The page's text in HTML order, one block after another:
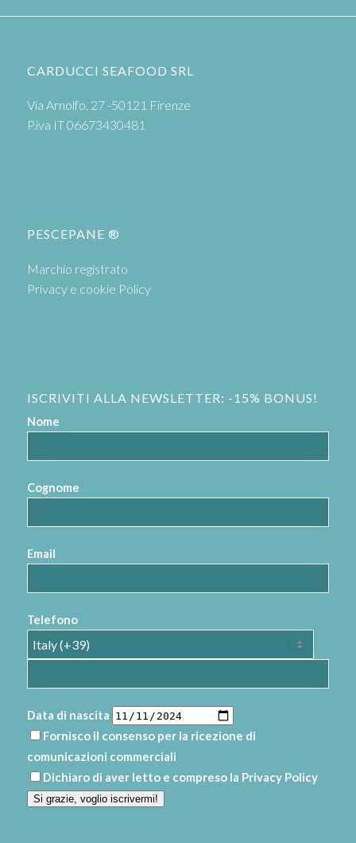
CARDUCCI SEAFOOD SRL
Via Arnolfo, 27 -50121 Firenze
P.iva IT 06673430481
PESCEPANE ®
Marchio registrato
Privacy e cookie Policy
ISCRIVITI ALLA NEWSLETTER: -15% BONUS!
Nome
Cognome
Email
Telefono
Data di nascita
Fornisco il consenso per la ricezione di
comunicazioni commerciali
Dichiaro di aver letto e compreso la Privacy Policy
Si grazie, voglio iscrivermi!